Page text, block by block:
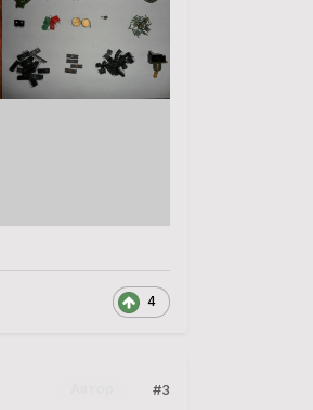
4
#3